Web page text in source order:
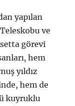
yapılan
ve
görevi
hem
yıldız
hem de
kuyruklu